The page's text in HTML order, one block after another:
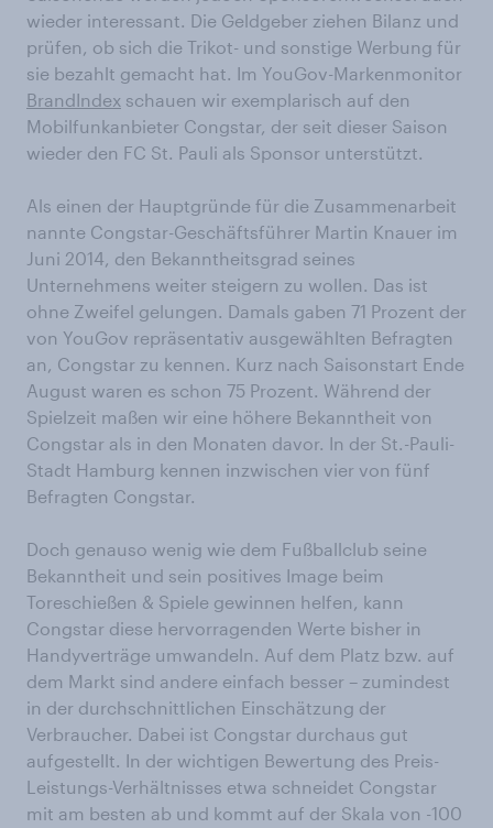
wieder interessant. Die Geldgeber ziehen Bilanz und
prüfen, ob sich die Trikot- und sonstige Werbung für
sie bezahlt gemacht hat. Im YouGov-Markenmonitor
BrandIndex schauen wir exemplarisch auf den
Mobilfunkanbieter Congstar, der seit dieser Saison
wieder den FC St. Pauli als Sponsor unterstützt.
Als einen der Hauptgründe für die Zusammenarbeit
nannte Congstar-Geschäftsführer Martin Knauer im
Juni 2014, den Bekanntheitsgrad seines
Unternehmens weiter steigern zu wollen. Das ist
ohne Zweifel gelungen. Damals gaben 71 Prozent der
von YouGov repräsentativ ausgewählten Befragten
an, Congstar zu kennen. Kurz nach Saisonstart Ende
August waren es schon 75 Prozent. Während der
Spielzeit maßen wir eine höhere Bekanntheit von
Congstar als in den Monaten davor. In der St.-Pauli-
Stadt Hamburg kennen inzwischen vier von fünf
Befragten Congstar.
Doch genauso wenig wie dem Fußballclub seine
Bekanntheit und sein positives Image beim
Toreschießen & Spiele gewinnen helfen, kann
Congstar diese hervorragenden Werte bisher in
Handyverträge umwandeln. Auf dem Platz bzw. auf
dem Markt sind andere einfach besser – zumindest
in der durchschnittlichen Einschätzung der
Verbraucher. Dabei ist Congstar durchaus gut
aufgestellt. In der wichtigen Bewertung des Preis-
Leistungs-Verhältnisses etwa schneidet Congstar
mit am besten ab und kommt auf der Skala von -100